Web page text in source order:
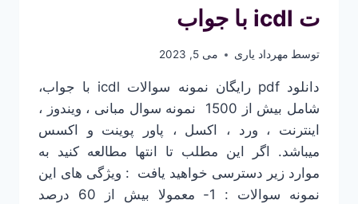
ت icdl با جواب
توسط مهرداد یاری می 5, 2023
دانلود pdf رایگان نمونه سوالات icdl با جواب،
شامل بیش از 1500 نمونه سوال مبانی ، ویندوز ،
اینترنت ، ورد ، اکسل ، پاور پوینت و اکسس
میباشد. اگر این مطلب تا انتها مطالعه کنید به
موارد زیر دسترسی خواهید یافت : ویژگی های این
نمونه سوالات : 1- معمولا بیش از 60 درصد